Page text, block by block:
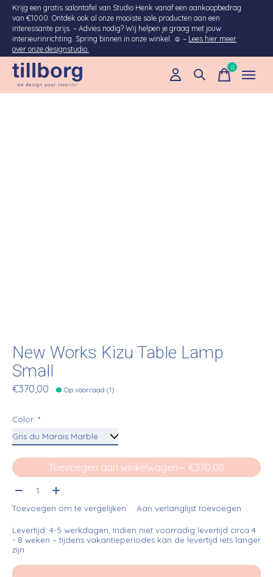
Krijg een gratis salontafel van Studio Henk vanaf een aankoopbedrag
van €1000. Ontdek ook al onze mooiste sale producten aan een
interessante prijs. – Advies nodig? Wij helpen je graag met jouw
interieurinrichting. Spring binnen in onze winkel. ☺ – Lees hier meer
over onze designstudio.
0items
New Works Kizu Table Lamp
Small
€370,00 Op voorraad (1)
Color: *
Toevoegen aan winkelwagen
— €370,00
Aantal:
Toevoegen om te vergelijken Aan verlanglijst toevoegen
Levertijd: 4-5 werkdagen, indien niet voorradig levertijd circa 4
- 8 weken – tijdens vakantieperiodes kan de levertijd iets langer
zijn